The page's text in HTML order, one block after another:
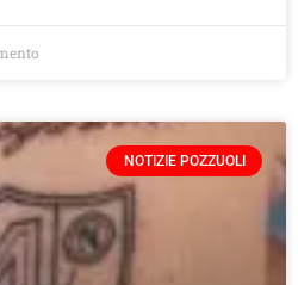
NOTIZIE POZZUOLI